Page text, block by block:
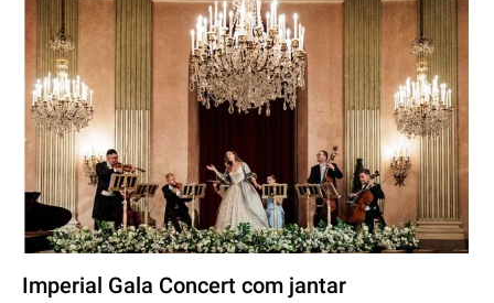
Imperial Gala Concert com jantar